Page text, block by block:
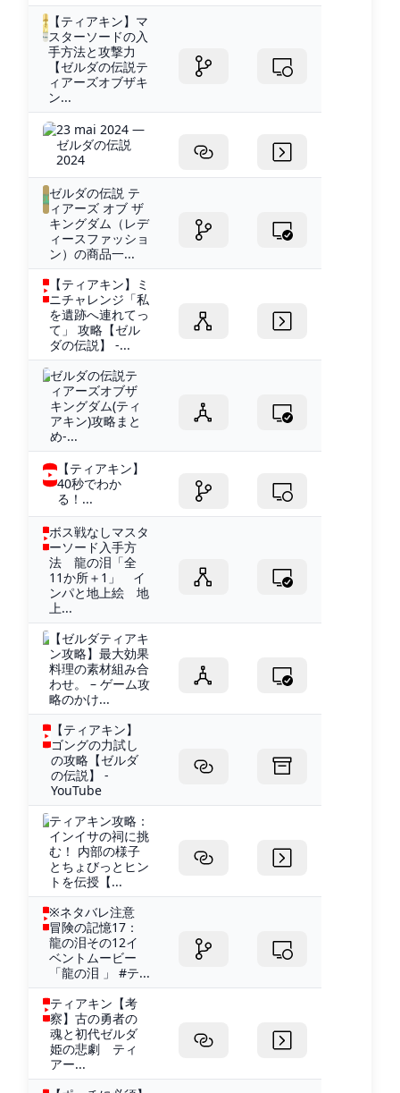
【ティアキン】マ
スターソードの入
手方法と攻撃力
【ゼルダの伝説テ
ィアーズオブザキ
ン...
23 mai 2024 —
ゼルダの伝説
2024
ゼルダの伝説 テ
ィアーズ オブ ザ
キングダム（レデ
ィースファッショ
ン）の商品一...
【ティアキン】ミ
ニチャレンジ「私
を遺跡へ連れてっ
て」 攻略【ゼル
ダの伝説】 -...
ゼルダの伝説テ
ィアーズオブザ
キングダム(ティ
アキン)攻略まと
め-...
【ティアキン】
40秒でわか
る！...
ボス戦なしマスタ
ーソード入手方
法 龍の泪「全
11か所＋1」 イ
ンパと地上絵 地
上...
【ゼルダティアキ
ン攻略】最大効果
料理の素材組み合
わせ。 – ゲーム攻
略のかけ...
【ティアキン】
ゴングの力試し
の攻略【ゼルダ
の伝説】 -
YouTube
ティアキン攻略：
インイサの祠に挑
む！ 内部の様子
とちょびっとヒン
トを伝授【...
※ネタバレ注意
冒険の記憶17：
龍の泪その12イ
ベントムービー
「龍の泪 」 #テ...
ティアキン【考
察】古の勇者の
魂と初代ゼルダ
姫の悲劇 ティ
アー...